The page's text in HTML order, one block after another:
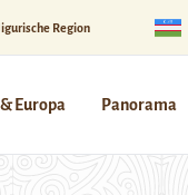
Region
Europa Panorama